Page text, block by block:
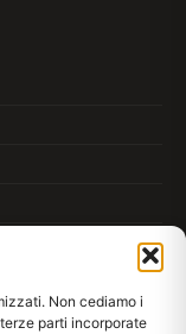
Non cediamo i
parti incorporate